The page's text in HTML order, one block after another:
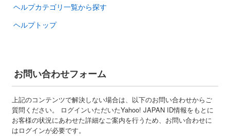
ヘルプカテゴリ一覧から探す
ヘルプトップ
お問い合わせフォーム
上記のコンテンツで解決しない場合は、以下のお問い合わせからご
質問ください。 ログインいただいたYahoo! JAPAN ID情報をもとに
お客様の状況にあわせた詳細なご案内を行うため、お問い合わせに
はログインが必要です。